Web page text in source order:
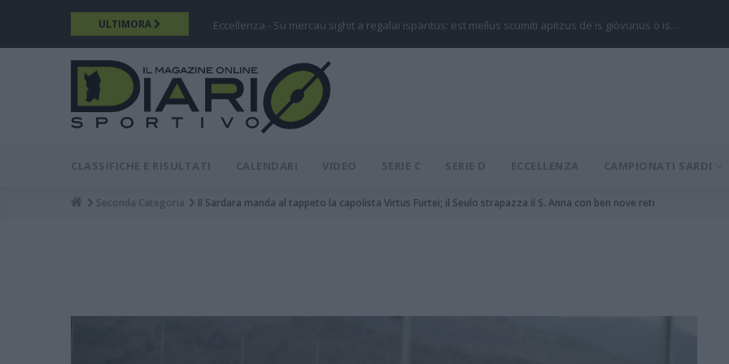
contenuto
ULTIMORA Eccellenza - Su mercau sighit a regalai ispantus: est mellus scumiti apitzus de is giòvunus o is…
MAIN
MENU
CLASSIFICHE E RISULTATI CALENDARI VIDEO SERIE C SERIE D ECCELLENZA CAMPIONATI SARDI
Breadcrumb
Seconda Categoria Il Sardara manda al tappeto la capolista Virtus Furtei; il Seulo strapazza il S. Anna con ben nove reti